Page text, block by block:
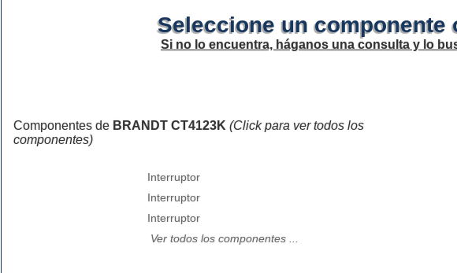
Seleccione un componente
Si no lo encuentra, háganos una consulta y lo
Componentes de BRANDT CT4123K (Click para ver todos los
componentes)
Interruptor
Interruptor
Interruptor
Ver todos los componentes ...